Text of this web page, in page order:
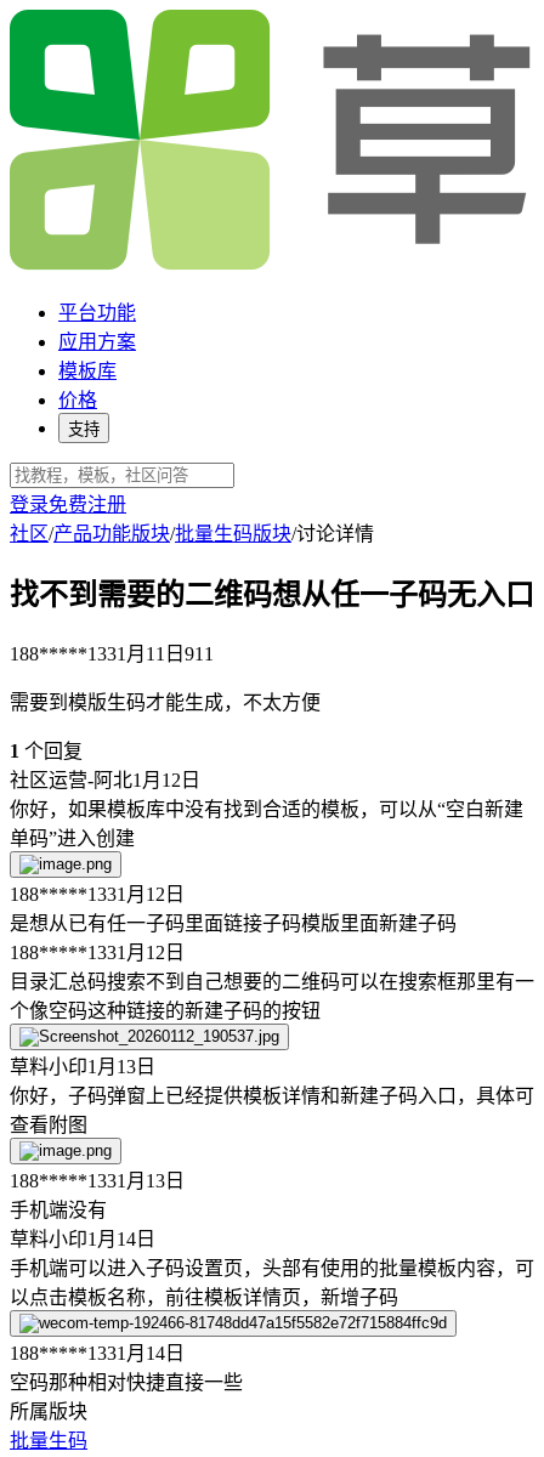
平台功能
应用方案
模板库
价格
支持
登录免费注册
社区/产品功能版块/批量生码版块/讨论详情
找不到需要的二维码想从任一子码无入口
188*****1331月11日 911
需要到模版生码才能生成，不太方便
1 个回复
社区运营-阿北1月12日
你好，如果模板库中没有找到合适的模板，可以从“空白新建
单码”进入创建
188*****1331月12日
是想从已有任一子码里面链接子码模版里面新建子码
188*****1331月12日
目录汇总码搜索不到自己想要的二维码可以在搜索框那里有一
个像空码这种链接的新建子码的按钮
草料小印1月13日
你好，子码弹窗上已经提供模板详情和新建子码入口，具体可
查看附图
188*****1331月13日
手机端没有
草料小印1月14日
手机端可以进入子码设置页，头部有使用的批量模板内容，可
以点击模板名称，前往模板详情页，新增子码
188*****1331月14日
空码那种相对快捷直接一些
所属版块
批量生码